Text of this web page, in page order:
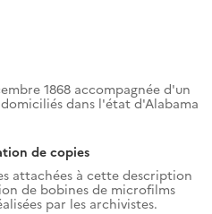
1868 accompagnée d'un
dans l'état d'Alabama
de copies
attachées à cette description
de bobines de microfilms
par les archivistes.